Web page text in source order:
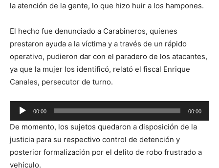
la atención de la gente, lo que hizo huir a los hampones.
El hecho fue denunciado a Carabineros, quienes
prestaron ayuda a la víctima y a través de un rápido
operativo, pudieron dar con el paradero de los atacantes,
ya que la mujer los identificó, relató el fiscal Enrique
Canales, persecutor de turno.
Reproductor
de
audio
00:00 00:00
De momento, los sujetos quedaron a disposición de la
justicia para su respectivo control de detención y
posterior formalización por el delito de robo frustrado a
vehículo.